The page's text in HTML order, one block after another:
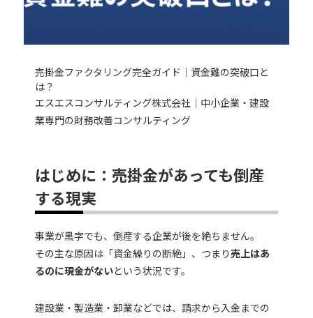
売掛金ファクタリング完全ガイド｜資金難の突破口と
は？
エスエスコンサルティング株式会社｜中小企業・建設
業専門の財務改善コンサルティング
はじめに：売掛金があっても倒産
する現実
事業が黒字でも、倒産する企業が後を絶ちません。
その主な原因は「資金繰りの断絶」、つまり売上はあ
るのに現金がないという状況です。
建設業・製造業・卸業などでは、請求から入金までの